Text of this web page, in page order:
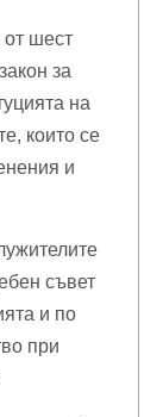
от шест
за
на
които се
и
съвет
и по
при